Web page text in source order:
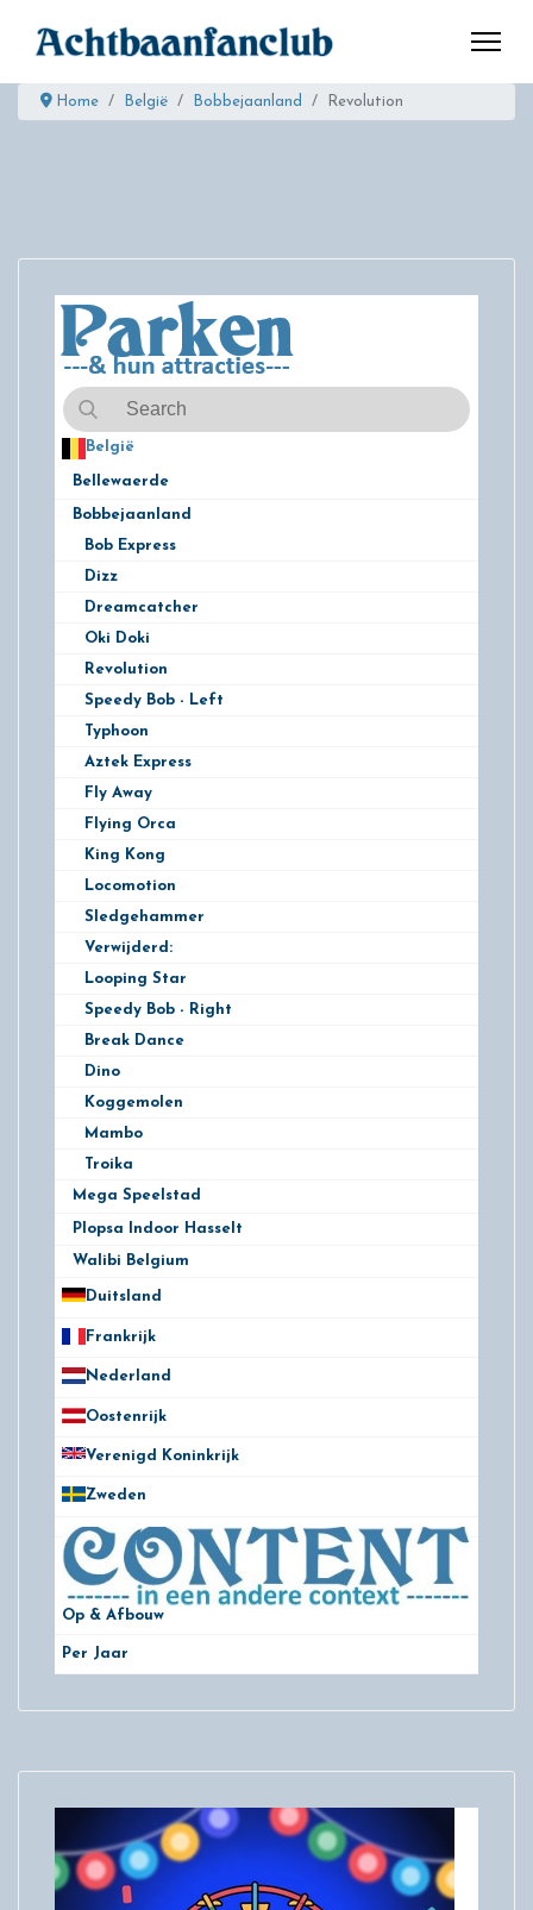
Home België Bobbejaanland Revolution
België
Bellewaerde
Bobbejaanland
Bob Express
Dizz
Dreamcatcher
Oki Doki
Revolution
Speedy Bob - Left
Typhoon
Aztek Express
Fly Away
Flying Orca
King Kong
Locomotion
Sledgehammer
Verwijderd:
Looping Star
Speedy Bob - Right
Break Dance
Dino
Koggemolen
Mambo
Troika
Mega Speelstad
Plopsa Indoor Hasselt
Walibi Belgium
Duitsland
Frankrijk
Nederland
Oostenrijk
Verenigd Koninkrijk
Zweden
Op & Afbouw
Per Jaar